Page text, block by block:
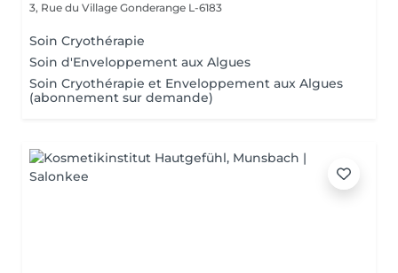
3, Rue du Village Gonderange L-6183
Soin Cryothérapie
Soin d'Enveloppement aux Algues
Soin Cryothérapie et Enveloppement aux Algues
(abonnement sur demande)